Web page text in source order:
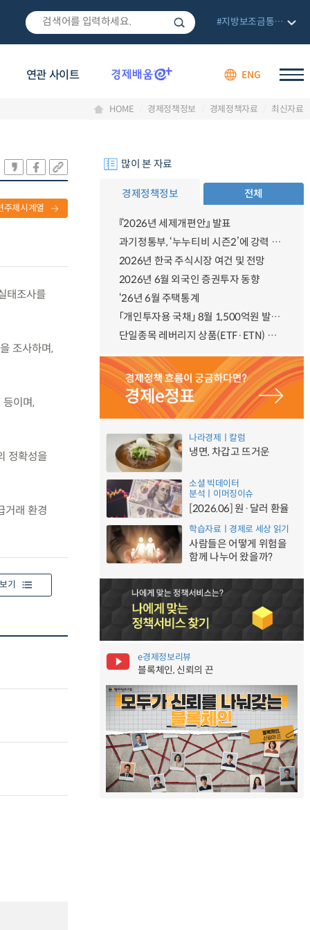
연관 사이트 ENG
#지방보조금통합관리망
HOME 경제정책정보 경제정책자료 최신자료
주제시계열
태조사를
조사하며,
이며,
정확성을
거래 환경
기
많이 본 자료
경제정책정보 전체
『2026년 세제개편안』 발표
과기정통부, ‘누누티비 시즌2’에 강력 대응 의지 밝혀
2026년 한국 주식시장 여건 및 전망
2026년 6월 외국인 증권투자 동향
‘26년 6월 주택통계
「개인투자용 국채」 8월 1,500억원 발행 예정
단일종목 레버리지 상품(ETF·ETN) 기본예탁금 강화 조기시행 방안 안내
나라경제ㅣ칼럼
냉면, 차갑고 뜨거운
소셜 빅데이터
분석ㅣ이머징이슈
[2026.06] 원·달러 환율
학습자료ㅣ경제로 세상 읽기
사람들은 어떻게 위험을
함께 나누어 왔을까?
e경제정보리뷰
블록체인, 신뢰의 끈